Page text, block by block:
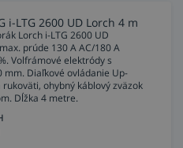
i-LTG 2600 UD Lorch 4 m
Lorch i-LTG 2600 UD
prúde 130 A AC/180 A
Volfrámové elektródy s
mm. Diaľkové ovládanie Up-
ohybný káblový zväzok
Dĺžka 4 metre.